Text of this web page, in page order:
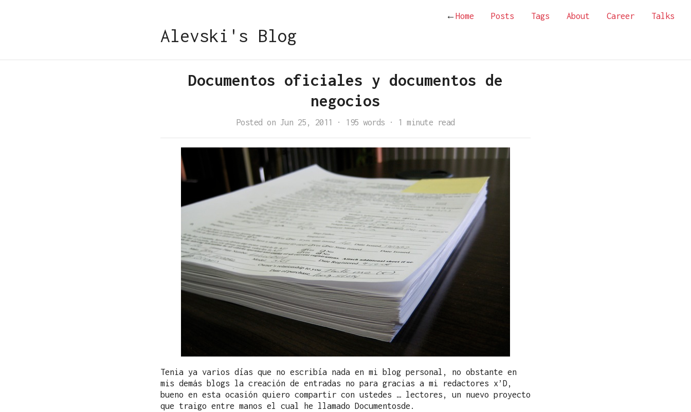
←Home Posts Tags About Career Talks
Alevski's Blog
Documentos oficiales y documentos de
negocios
Posted on Jun 25, 2011 · 195 words · 1 minute read
Tenia ya varios días que no escribía nada en mi blog personal, no obstante en
mis demás blogs la creación de entradas no para gracias a mi redactores x’D,
bueno en esta ocasión quiero compartir con ustedes … lectores, un nuevo proyecto
que traigo entre manos el cual he llamado Documentosde.